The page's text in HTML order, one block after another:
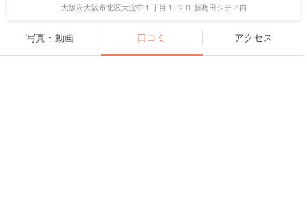
大阪府大阪市北区大淀中１丁目１-２０ 新梅田シティ内
写真・動画 口コミ アクセス